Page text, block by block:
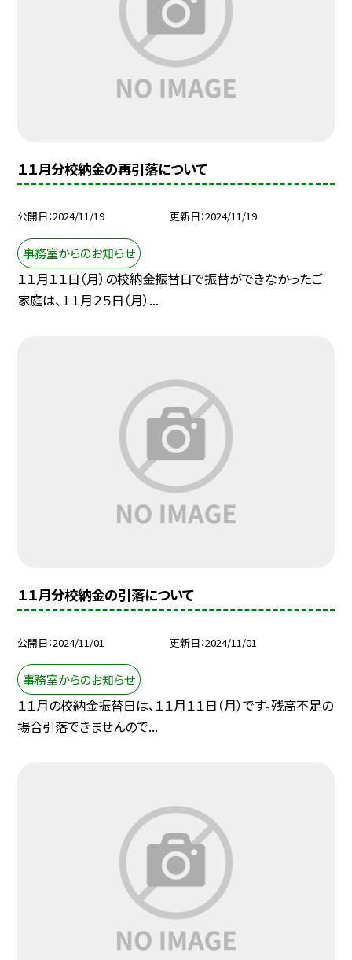
１１月分校納金の再引落について
公開日 2024/11/19 更新日 2024/11/19
事務室からのお知らせ
１１月１１日（月）の校納金振替日で振替ができなかったご
家庭は、１１月２５日（月）...
１１月分校納金の引落について
公開日 2024/11/01 更新日 2024/11/01
事務室からのお知らせ
１１月の校納金振替日は、１１月１１日（月）です。残高不足の
場合引落できませんので...